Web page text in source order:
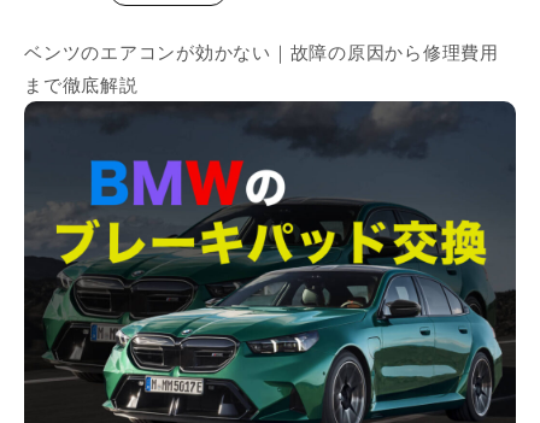
ベンツのエアコンが効かない｜故障の原因から修理費用
まで徹底解説